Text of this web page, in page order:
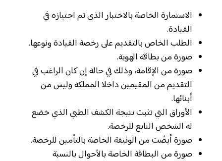
الاستمارة الخاصة بالاختبار الذي تم اجتيازه في
القيادة.
الطلب الخاص بالتقديم على رخصة القيادة ونوعها.
صورة من بطاقة الهوية.
صورة من الإقامة، وذلك في حالة إن كان الراغب في
التقديم من المقيمين داخلا المملكة وليس من
أبنائها.
الأوراق التي تثبت نتيجة الكشف الطبي الذي خضع
له الشخص التابع للرخصة.
صورة أيضًت من الوثيقة الخاصة بالتأمين للرخصة.
صورة من البطاقة الخاصة بالأحوال بالنسبة